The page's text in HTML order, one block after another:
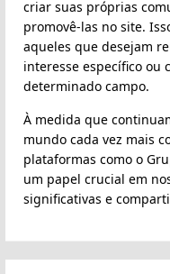
criar suas próprias
promovê-las no site.
aqueles que desejam
interesse específico ou
determinado campo.
À medida que
mundo cada vez mais
plataformas como o
um papel crucial em
significativas e